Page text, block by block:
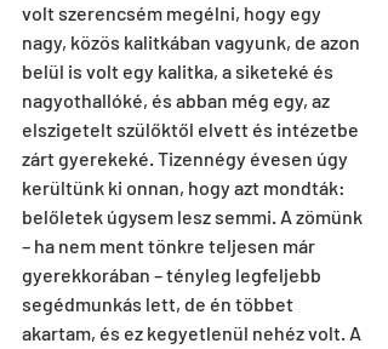
volt szerencsém megélni, hogy egy
nagy, közös kalitkában vagyunk, de azon
belül is volt egy kalitka, a siketeké és
nagyothallóké, és abban még egy, az
elszigetelt szülőktől elvett és intézetbe
zárt gyerekeké. Tizennégy évesen úgy
kerültünk ki onnan, hogy azt mondták:
belőletek úgysem lesz semmi. A zömünk
– ha nem ment tönkre teljesen már
gyerekkorában – tényleg legfeljebb
segédmunkás lett, de én többet
akartam, és ez kegyetlenül nehéz volt. A